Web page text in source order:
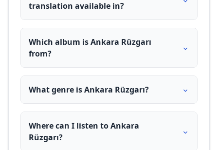
translation available in?
Which album is Ankara Rüzgarı
from?
What genre is Ankara Rüzgarı?
Where can I listen to Ankara
Rüzgarı?